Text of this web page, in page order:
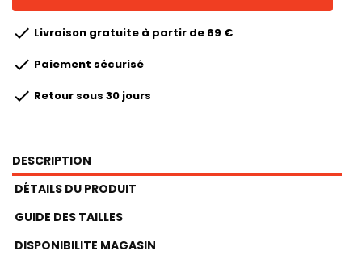
 Livraison gratuite à partir de 69 €
 Paiement sécurisé
 Retour sous 30 jours
DESCRIPTION
DÉTAILS DU PRODUIT
GUIDE DES TAILLES
DISPONIBILITE MAGASIN